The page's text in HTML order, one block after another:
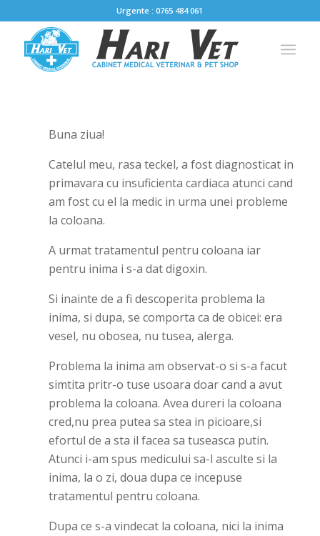
Urgente : 0765 484 061
Buna ziua!
Catelul meu, rasa teckel, a fost diagnosticat in
primavara cu insuficienta cardiaca atunci cand
am fost cu el la medic in urma unei probleme
la coloana.
A urmat tratamentul pentru coloana iar
pentru inima i s-a dat digoxin.
Si inainte de a fi descoperita problema la
inima, si dupa, se comporta ca de obicei: era
vesel, nu obosea, nu tusea, alerga.
Problema la inima am observat-o si s-a facut
simtita pritr-o tuse usoara doar cand a avut
problema la coloana. Avea dureri la coloana
cred,nu prea putea sa stea in picioare,si
efortul de a sta il facea sa tuseasca putin.
Atunci i-am spus medicului sa-l asculte si la
inima, la o zi, doua dupa ce incepuse
tratamentul pentru coloana.
Dupa ce s-a vindecat la coloana, nici la inima